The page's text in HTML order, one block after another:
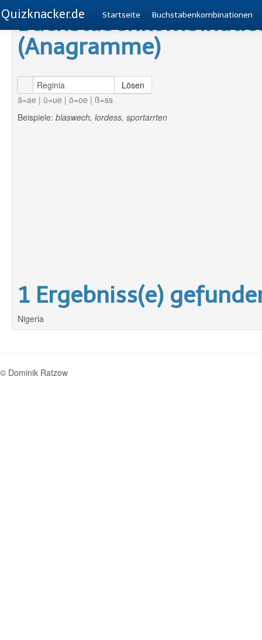
Quizknacker.de Startseite Buchstabenkombinationen
(Anagramme)
Lösen
ä=ae | ü=ue | ö=oe | ß=ss
Beispiele: blaswech, lordess, sportarrten
1 Ergebniss(e)
Nigeria
© Dominik Ratzow